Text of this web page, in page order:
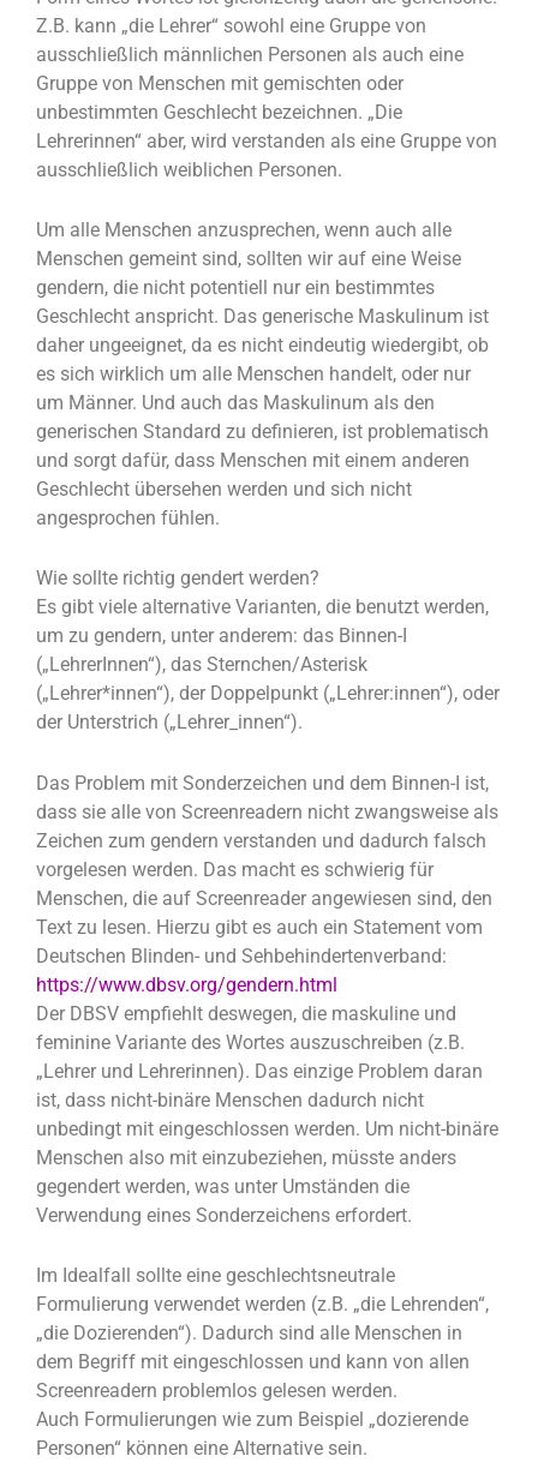
Z.B. kann „die Lehrer“ sowohl eine Gruppe von
ausschließlich männlichen Personen als auch eine
Gruppe von Menschen mit gemischten oder
unbestimmten Geschlecht bezeichnen. „Die
Lehrerinnen“ aber, wird verstanden als eine Gruppe von
ausschließlich weiblichen Personen.
Um alle Menschen anzusprechen, wenn auch alle
Menschen gemeint sind, sollten wir auf eine Weise
gendern, die nicht potentiell nur ein bestimmtes
Geschlecht anspricht. Das generische Maskulinum ist
daher ungeeignet, da es nicht eindeutig wiedergibt, ob
es sich wirklich um alle Menschen handelt, oder nur
um Männer. Und auch das Maskulinum als den
generischen Standard zu definieren, ist problematisch
und sorgt dafür, dass Menschen mit einem anderen
Geschlecht übersehen werden und sich nicht
angesprochen fühlen.
Wie sollte richtig gendert werden?
Es gibt viele alternative Varianten, die benutzt werden,
um zu gendern, unter anderem: das Binnen-I
(„LehrerInnen“), das Sternchen/Asterisk
(„Lehrer*innen“), der Doppelpunkt („Lehrer:innen“), oder
der Unterstrich („Lehrer_innen“).
Das Problem mit Sonderzeichen und dem Binnen-I ist,
dass sie alle von Screenreadern nicht zwangsweise als
Zeichen zum gendern verstanden und dadurch falsch
vorgelesen werden. Das macht es schwierig für
Menschen, die auf Screenreader angewiesen sind, den
Text zu lesen. Hierzu gibt es auch ein Statement vom
Deutschen Blinden- und Sehbehindertenverband:
https://www.dbsv.org/gendern.html
Der DBSV empfiehlt deswegen, die maskuline und
feminine Variante des Wortes auszuschreiben (z.B.
„Lehrer und Lehrerinnen). Das einzige Problem daran
ist, dass nicht-binäre Menschen dadurch nicht
unbedingt mit eingeschlossen werden. Um nicht-binäre
Menschen also mit einzubeziehen, müsste anders
gegendert werden, was unter Umständen die
Verwendung eines Sonderzeichens erfordert.
Im Idealfall sollte eine geschlechtsneutrale
Formulierung verwendet werden (z.B. „die Lehrenden“,
„die Dozierenden“). Dadurch sind alle Menschen in
dem Begriff mit eingeschlossen und kann von allen
Screenreadern problemlos gelesen werden.
Auch Formulierungen wie zum Beispiel „dozierende
Personen“ können eine Alternative sein.